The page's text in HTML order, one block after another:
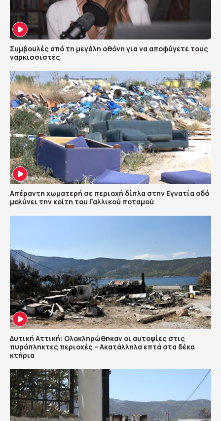
Συμβουλές από τη μεγάλη οθόνη για να αποφύγετε τους
ναρκισσιστές
Απέραντη χωματερή σε περιοχή δίπλα στην Εγνατία οδό
μολύνει την κοίτη του Γαλλικού ποταμού
Δυτική Αττική: Ολοκληρώθηκαν οι αυτοψίες στις
πυρόπληκτες περιοχές – Ακατάλληλα επτά στα δέκα
κτήρια